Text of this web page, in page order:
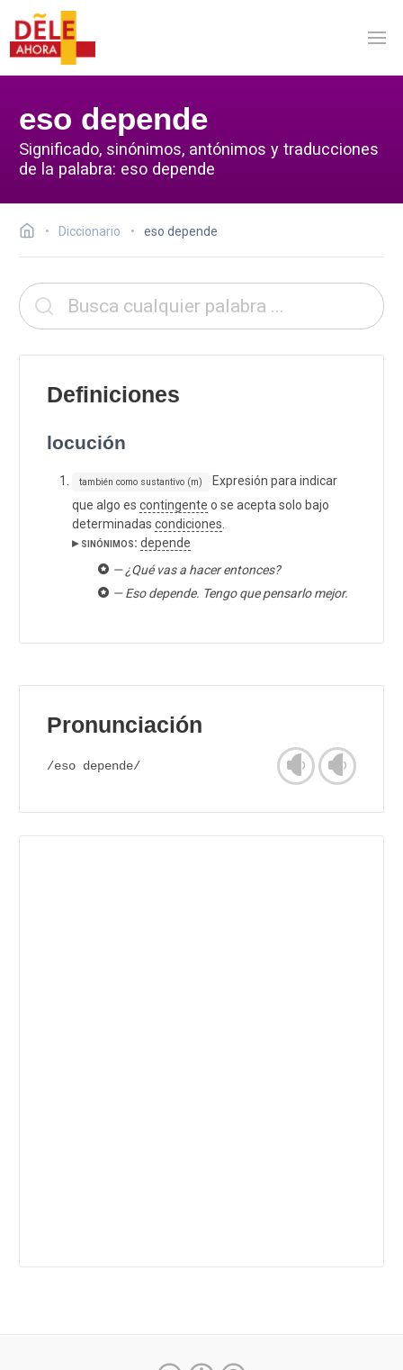
eso depende
Significado, sinónimos, antónimos y traducciones
de la palabra: eso depende
Diccionario eso depende
Definiciones
locución
también como sustantivo (m)
Expresión para indicar
que algo es contingente o se acepta solo bajo
determinadas condiciones
▸ sinónimos: depende
— ¿Qué vas a hacer entonces?
— Eso depende. Tengo que pensarlo mejor.
Pronunciación
/eso depende/